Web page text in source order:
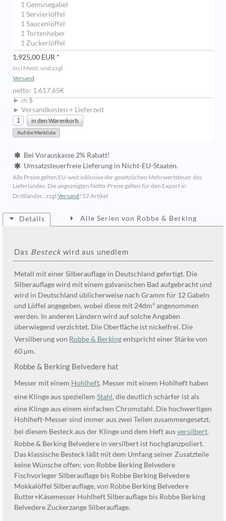
1 Gemüsegabel
1 Servierlöffel
1 Saucenlöffel
1 Tortenheber
1 Zuckerlöffel
1.925,00 EUR *
incl Mwst. und zzgl.
Versand
netto: 1.617,65€
► in $
► Versandkosten + Lieferzeit
Bei Vorauskasse 2% Rabatt!
Umsatzsteuerfreie Lieferung in Nicht-EU-Staaten.
Alle Preise gelten EU-weit inklusive der gesetzlichen Mehrwertsteuer des
Lieferlandes. Die angezeigten Netto-Preise gelten für den Export in
Drittländer.. zzgl Versand! 52 Artikel
Details
Das Besteck wird aus unedlem
Metall mit einer Silberauflage in Deutschland gefertigt. Die
Silberauflage wird mit einem galvanischen Bad aufgebracht und
wird in Deutschland üblicherweise nach Gramm für 12 Gabeln
und Löffel angegeben, wobei diese mit 24dm² angenommen
werden. In anderen Ländern wird auf solche Angaben
überwiegend verzichtet. Die Oberfläche ist nickelfrei. Die
Versilberung von Robbe & Berkingentspricht einer Stärke von
60 µm.
Robbe & Berking Belvedere hat
Messer mit einem Hohlheft. Messer mit einem Hohlheft haben
eine Klinge aus speziellem Stahl, die deutlich schärfer ist als
eine Klinge aus einem einfachen Chromstahl. Die hochwertigen
Hohlheft-Messer sind immer aus zwei Teilen zusammengesetzt,
bei diesem Besteck aus der Klinge und dem Heft ausversilbert.
Robbe & Berking Belvedere in versilbert ist hochglanzpoliert.
Das klassische Besteck läßt mit dem Umfang seiner Zusatzteile
keine Wünsche offen: von Robbe Berking Belvedere
Fischvorleger Silberauflage bis Robbe Berking Belvedere
Mokkalöffel Silberauflage, von Robbe Berking Belvedere
Butter+Käsemesser Hohlheft Silberauflage bis Robbe Berking
Belvedere Zuckerzange Silberauflage.
Alle Serien von Robbe & Berking